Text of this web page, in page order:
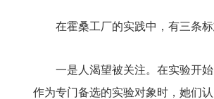
在霍桑工厂的实践中，有三条
一是人渴望被关注。在实验开
作为专门备选的实验对象时，她们